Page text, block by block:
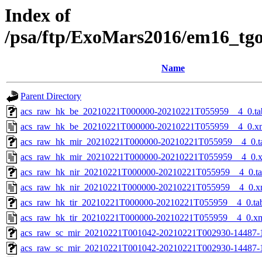
Index of
/psa/ftp/ExoMars2016/
Name
Parent Directory
acs_raw_hk_be_20210221T000000-
acs_raw_hk_be_20210221T000000-
acs_raw_hk_mir_20210221T000000-
acs_raw_hk_mir_20210221T000000-
acs_raw_hk_nir_20210221T000000-
acs_raw_hk_nir_20210221T000000-
acs_raw_hk_tir_20210221T000000-
acs_raw_hk_tir_20210221T000000-
acs_raw_sc_mir_20210221T001042-20210221T002930-
acs_raw_sc_mir_20210221T001042-20210221T002930-